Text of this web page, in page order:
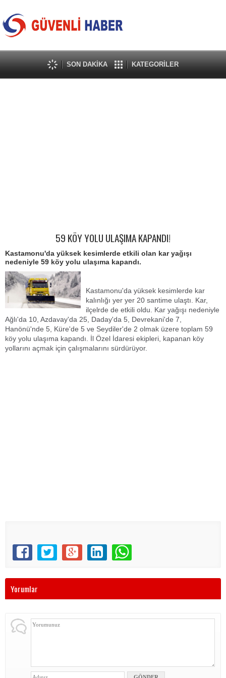
SON DAKİKA KATEGORİLER
59 KÖY YOLU ULAŞIMA KAPANDI!
Kastamonu'da yüksek kesimlerde etkili olan kar yağışı
nedeniyle 59 köy yolu ulaşıma kapandı.
Kastamonu'da yüksek kesimlerde kar
kalınlığı yer yer 20 santime ulaştı. Kar,
ilçelrde de etkili oldu. Kar yağışı nedeniyle
Ağlı'da 10, Azdavay'da 25, Daday'da 5, Devrekani'de 7,
Hanönü'nde 5, Küre'de 5 ve Seydiler'de 2 olmak üzere toplam 59
köy yolu ulaşıma kapandı. İl Özel İdaresi ekipleri, kapanan köy
yollarını açmak için çalışmalarını sürdürüyor.
Yorumlar